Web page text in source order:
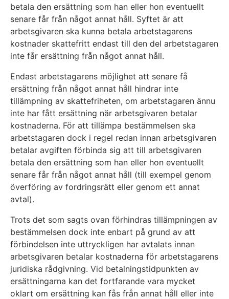
betala den ersättning som han eller hon eventuellt
senare får från något annat håll. Syftet är att
arbetsgivaren ska kunna betala arbetstagarens
kostnader skattefritt endast till den del arbetstagaren
inte får ersättning från något annat håll.
Endast arbetstagarens möjlighet att senare få
ersättning från något annat håll hindrar inte
tillämpning av skattefriheten, om arbetstagaren ännu
inte har fått ersättning när arbetsgivaren betalar
kostnaderna. För att tillämpa bestämmelsen ska
arbetstagaren dock i regel redan innan arbetsgivaren
betalar avgiften förbinda sig att till arbetsgivaren
betala den ersättning som han eller hon eventuellt
senare får från något annat håll (till exempel genom
överföring av fordringsrätt eller genom ett annat
avtal).
Trots det som sagts ovan förhindras tillämpningen av
bestämmelsen dock inte enbart på grund av att
förbindelsen inte uttryckligen har avtalats innan
arbetsgivaren betalar kostnaderna för arbetstagarens
juridiska rådgivning. Vid betalningstidpunkten av
ersättningarna kan det fortfarande vara mycket
oklart om ersättning kan fås från annat håll eller inte